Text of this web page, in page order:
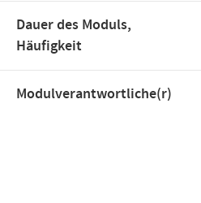
Dauer des Moduls,
Häufigkeit
Modulverantwortliche(r)